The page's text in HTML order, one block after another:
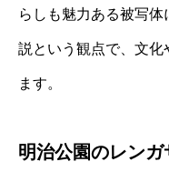
らしも魅力ある被写
説という観点で、文化
ます。
明治公園のレン